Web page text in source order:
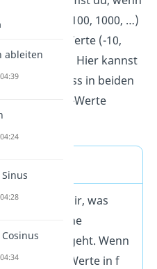
(10, 100, 1000, …)
kleinere x-Werte (-10,
…) einsetzt? Hier kannst
vermuten, dass in beiden
größere y-Werte
(lim) sagt dir, was
wenn x in eine
Richtung geht. Wenn
größere x-Werte in f
ableiten